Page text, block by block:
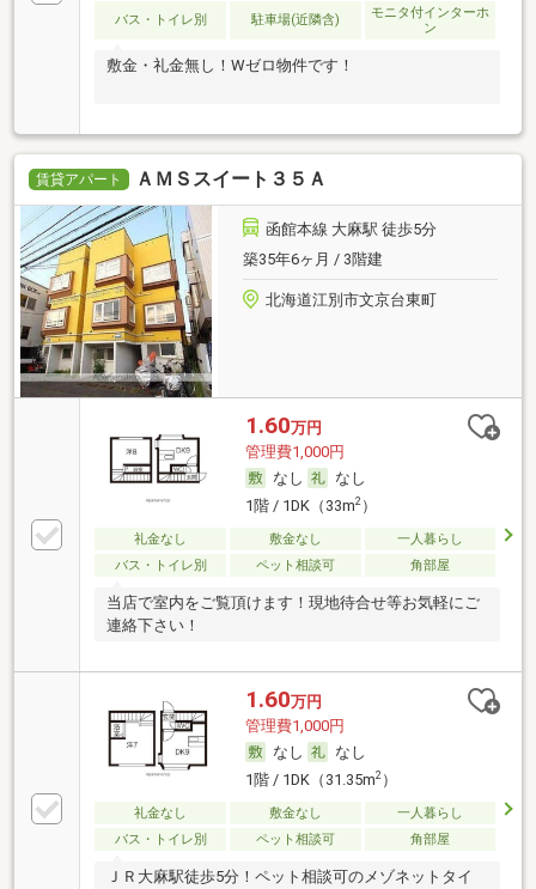
バス・トイレ別 駐車場(近隣含)
モニタ付インターホ
ン
敷金・礼金無し！Wゼロ物件です！
賃貸アパート ＡＭＳスイート３５Ａ
函館本線 大麻駅 徒歩5分
築35年6ヶ月 / 3階建
北海道江別市文京台東町
1.60万円
管理費1,000円
なし
なし
1階 / 1DK（33m2）
礼金なし 敷金なし
一人暮らし
バス・トイレ別
ペット相談可 角部屋
当店で室内をご覧頂けます！現地待合せ等お気軽にご
連絡下さい！
1.60万円
管理費1,000円
なし
なし
1階 / 1DK（31.35m2）
礼金なし 敷金なし
一人暮らし
バス・トイレ別
ペット相談可 角部屋
ＪＲ大麻駅徒歩5分！ペット相談可のメゾネットタイ